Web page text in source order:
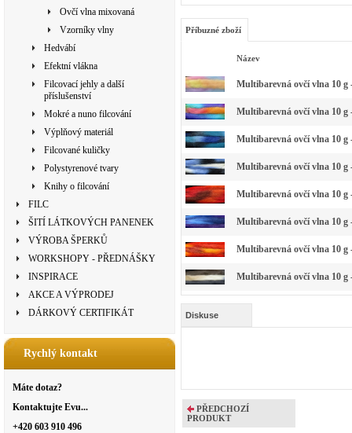
Ovčí vlna mixovaná
Vzorníky vlny
Hedvábí
Efektní vlákna
Filcovací jehly a další
příslušenství
Mokré a nuno filcování
Výplňový materiál
Filcované kuličky
Polystyrenové tvary
Knihy o filcování
FILC
ŠITÍ LÁTKOVÝCH PANENEK
VÝROBA ŠPERKŮ
WORKSHOPY - PŘEDNÁŠKY
INSPIRACE
AKCE A VÝPRODEJ
DÁRKOVÝ CERTIFIKÁT
Rychlý kontakt
Máte dotaz?
Kontaktujte Evu...
+420 603 910 496
Příbuzné zboží
Název
Multibarevná ovčí vlna 10 g
Multibarevná ovčí vlna 10 g
Multibarevná ovčí vlna 10 g
Multibarevná ovčí vlna 10 g
Multibarevná ovčí vlna 10 g
Multibarevná ovčí vlna 10 g
Multibarevná ovčí vlna 10 g
Multibarevná ovčí vlna 10 g
Diskuse
PŘEDCHOZÍ
PRODUKT